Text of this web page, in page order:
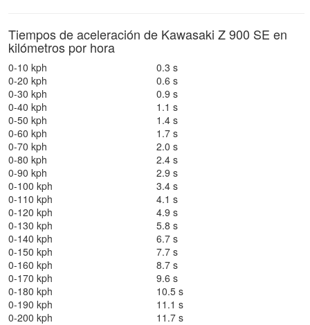
Tiempos de aceleración de Kawasaki Z 900 SE en
kilómetros por hora
0-10 kph
0.3 s
0-20 kph
0.6 s
0-30 kph
0.9 s
0-40 kph
1.1 s
0-50 kph
1.4 s
0-60 kph
1.7 s
0-70 kph
2.0 s
0-80 kph
2.4 s
0-90 kph
2.9 s
0-100 kph
3.4 s
0-110 kph
4.1 s
0-120 kph
4.9 s
0-130 kph
5.8 s
0-140 kph
6.7 s
0-150 kph
7.7 s
0-160 kph
8.7 s
0-170 kph
9.6 s
0-180 kph
10.5 s
0-190 kph
11.1 s
0-200 kph
11.7 s